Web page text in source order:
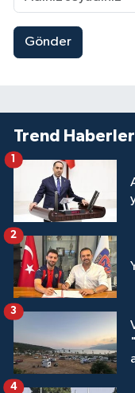
Gönder
Trend Haberler
1
2
3
4